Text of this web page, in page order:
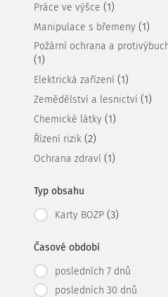
Práce ve výšce (1)
Manipulace s břemeny (1)
Požární ochrana a
(1)
Elektrická zařízení (1)
Zemědělství a lesnictví (1)
Chemické látky (1)
Řízení rizik (2)
Ochrana zdraví (1)
Typ obsahu
Karty BOZP (3)
Časové období
posledních 7 dnů
posledních 30 dnů